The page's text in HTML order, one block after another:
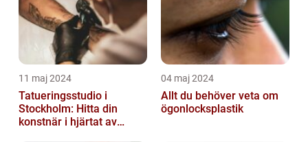
11 maj 2024
Tatueringsstudio i
Stockholm: Hitta din
konstnär i hjärtat av
04 maj 2024
Allt du behöver veta om
ögonlocksplastik